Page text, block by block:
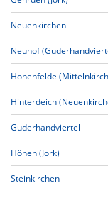
Neuenkirchen
Neuhof
Hohenfelde
Hinterdeich
Guderhandviertel
Höhen (Jork)
Steinkirchen